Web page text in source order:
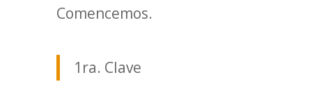
Comencemos.
1ra. Clave